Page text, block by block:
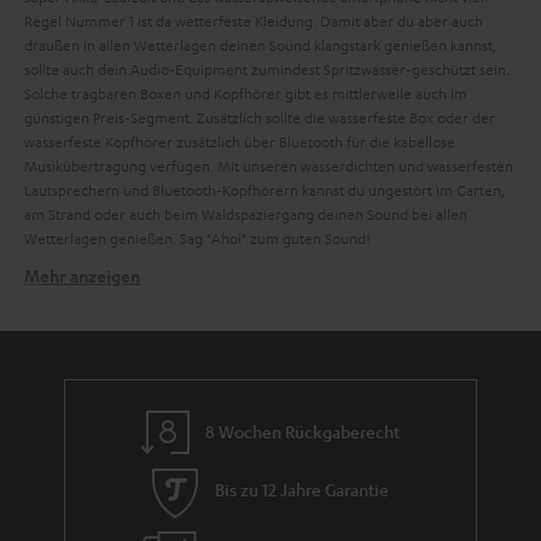
Regel Nummer 1 ist da wetterfeste Kleidung. Damit aber du aber auch
draußen in allen Wetterlagen deinen Sound klangstark genießen kannst,
sollte auch dein Audio-Equipment zumindest Spritzwasser-geschützt sein.
Solche tragbaren Boxen und Kopfhörer gibt es mittlerweile auch im
günstigen Preis-Segment. Zusätzlich sollte die wasserfeste Box oder der
wasserfeste Kopfhörer zusätzlich über Bluetooth für die kabellose
Musikübertragung verfügen. Mit unseren wasserdichten und wasserfesten
Lautsprechern und Bluetooth-Kopfhörern kannst du ungestört im Garten,
am Strand oder auch beim Waldspaziergang deinen Sound bei allen
Wetterlagen genießen. Sag "Ahoi" zum guten Sound!
zur Nutzung im Wasser sollten daher hierfür auch keinesfalls verwendet
werden. Zudem besteht ebenfalls ein gesundheitliches Risiko, falls die
Elektronik tatsächlich nass wird. Deswegen gibt es eine exakte
Kennzeichnung für wasserfeste und wasserdichte Produkte. Die IP
(International Protection)-Codes kennzeichnen die Wasserdichte, den
8 Wochen Rückgaberecht
Bis zu 12 Jahre Garantie